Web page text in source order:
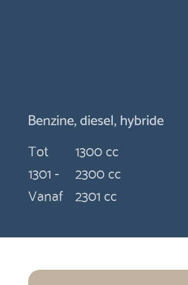
Benzine, diesel, hybride
Tot
1300 cc
1301 -
2300 cc
Vanaf 2301 cc